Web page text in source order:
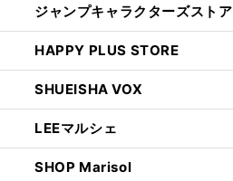
ジャンプキャラクターズストア
HAPPY PLUS STORE
SHUEISHA VOX
LEEマルシェ
SHOP Marisol